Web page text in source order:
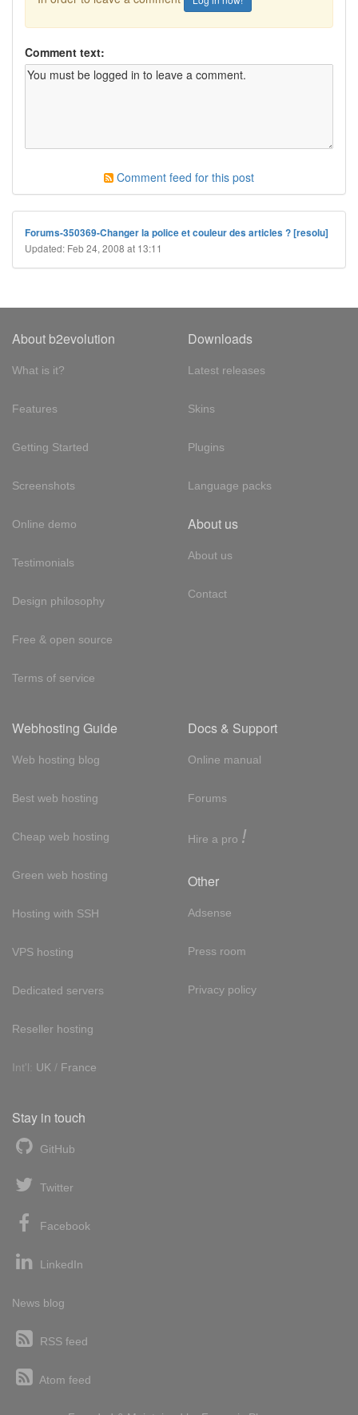
Comment text:
Comment feed for this post
Forums-350369-Changer la police et couleur des articles ? [resolu]
Updated: Feb 24, 2008 at 13:11
About b2evolution
What is it?
Features
Getting Started
Screenshots
Online demo
Testimonials
Design philosophy
Free & open source
Terms of service
Downloads
Latest releases
Skins
Plugins
Language packs
About us
About us
Contact
Webhosting Guide
Web hosting blog
Best web hosting
Cheap web hosting
Green web hosting
Hosting with SSH
VPS hosting
Dedicated servers
Reseller hosting
Int'l: UK / France
Docs & Support
Online manual
Forums
Hire a pro !
Other
Adsense
Press room
Privacy policy
Stay in touch
GitHub
Twitter
Facebook
LinkedIn
News blog
RSS feed
Atom feed